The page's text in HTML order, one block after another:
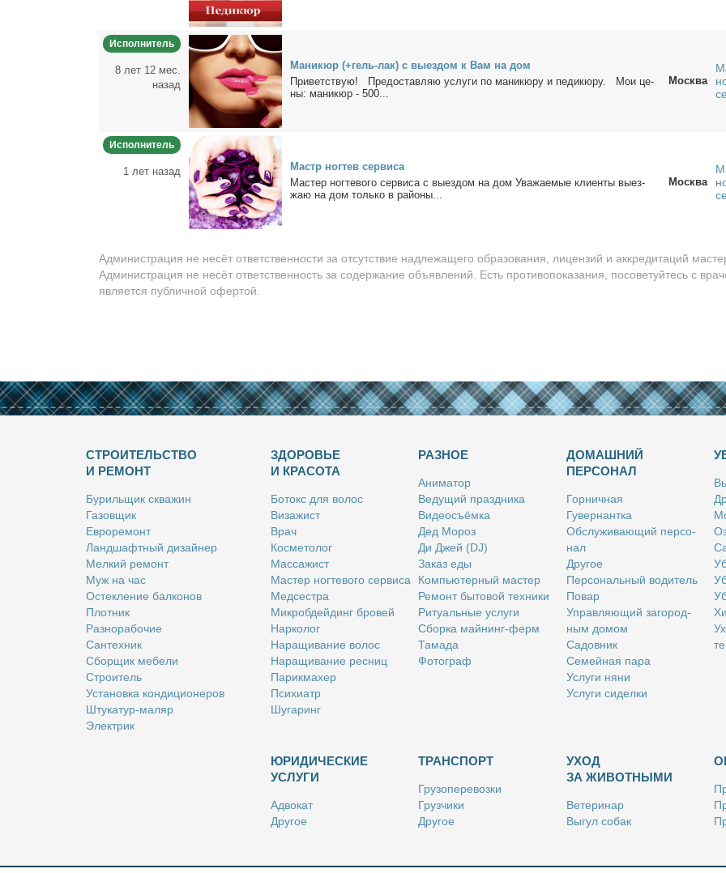
Исполнитель
8 лет 12 мес.
назад
Ма­ни­кюр (+гель-лак) с вы­ез­дом к Вам на дом
При­вет­ствую! Предо­став­ляю услу­ги по ма­ни­кю­ру и пе­ди­кю­ру. Мои це­
ны: ма­ни­кюр - 500...
Москва
Исполнитель
1 лет назад
Мастр ног­тев сер­ви­са
Ма­стер ног­те­во­го сер­ви­са с вы­ез­дом на дом Ува­жа­е­мые кли­ен­ты вы­ез­
жаю на дом толь­ко в рай­о­ны...
Москва
Администрация не несёт ответственности за отсутствие надлежащего образования, лицензий и аккредитаций
Администрация не несёт ответственность за содержание объявлений. Есть противопоказания, посоветуйтесь с
является публичной офертой.
СТРОИТЕЛЬСТВО
И РЕМОНТ
Бу­риль­щик сква­жин
Га­зов­щик
Ев­ро­ре­монт
Ланд­шафт­ный ди­зай­нер
Мел­кий ре­монт
Муж на час
Остек­ле­ние бал­ко­нов
Плот­ник
Раз­но­ра­бо­чие
Сан­тех­ник
Сбор­щик ме­бе­ли
Стро­и­тель
Уста­нов­ка кон­ди­ци­о­не­ров
Шту­ка­тур-ма­ляр
Элек­трик
ЗДОРОВЬЕ
И КРАСОТА
Бо­токс для во­лос
Ви­за­жист
Врач
Кос­ме­то­лог
Мас­са­жист
Ма­стер ног­те­во­го сер­ви­са
Мед­сест­ра
Мик­роб­дей­динг бро­вей
Нар­ко­лог
На­ра­щи­ва­ние во­лос
На­ра­щи­ва­ние рес­ниц
Па­рик­махер
Пси­хи­атр
Шу­га­ринг
РАЗНОЕ
Ани­ма­тор
Ве­ду­щий празд­ни­ка
Ви­део­съём­ка
Дед Мо­роз
Ди Джей (DJ)
За­каз еды
Ком­пью­тер­ный ма­стер
Ре­монт бы­то­вой тех­ни­ки
Ри­ту­аль­ные услу­ги
Сбор­ка май­нинг-ферм
Та­ма­да
Фо­то­граф
ДОМАШНИЙ
ПЕРСОНАЛ
Гор­нич­ная
Гу­вер­нант­ка
Об­слу­жи­ва­ю­щий пер­со­
нал
Дру­гое
Пер­со­наль­ный во­ди­тель
По­вар
Управ­ля­ю­щий за­го­род­
ным до­мом
Са­дов­ник
Се­мей­ная па­ра
Услу­ги ня­ни
Услу­ги си­дел­ки
ЮРИДИЧЕСКИЕ
УСЛУГИ
Адво­кат
Дру­гое
Ри­эл­тор
ТРАНСПОРТ
Гру­зо­пе­ре­воз­ки
Груз­чи­ки
Дру­гое
Так­си
УХОД
ЗА ЖИВОТНЫМИ
Ве­те­ри­нар
Вы­гул со­бак
Стриж­ка жи­вот­ных